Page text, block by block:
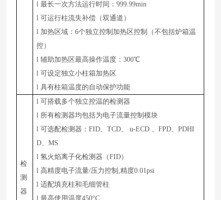
l最长一次方法运行时间：999.99min
l可运行柱流失补偿（双通道）
l 加热区域：6个独立控制加热区控制（不包括炉箱温
控）
l辅助加热区最高操作温度：300℃
l可设定独立小柱箱加热区
l具有柱箱温度的自动保护功能
检
测
器
l可搭载多个独立控温的检测器
l 所有检测器均包括为电子流量控制模块
l可选配检测器：FID、TCD、 u-ECD 、FPD、PDHI
D、MS
l氢火焰离子化检测器（FID）
l 高精度电子流量/压力控制,精度0.01psi
l适配填充柱和毛细管柱
l最高使用温度450°C